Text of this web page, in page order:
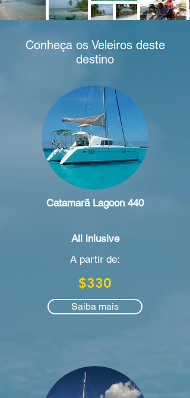
Conheça os Veleiros deste
destino
Catamarã Lagoon 440
A partir de:
$330
Saiba mais
All inlusive